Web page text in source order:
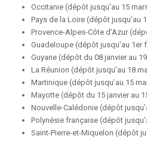
Occitanie (dépôt jusqu’au 15
Pays de la Loire (dépôt jusqu’au
Provence-Alpes-Côte d’Azur
Guadeloupe (dépôt jusqu’au 1er
Guyane (dépôt du 08 janvier au
La Réunion (dépôt jusqu’au 18
Martinique (dépôt jusqu’au 15
Mayotte (dépôt du 15 janvier au
Nouvelle-Calédonie (dépôt
Polynésie française (dépôt
Saint-Pierre-et-Miquelon (dépôt